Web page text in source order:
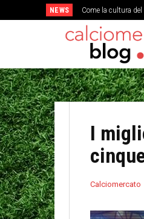
NEWS Come la cultura
L’evoluzione
I
Calciomercato